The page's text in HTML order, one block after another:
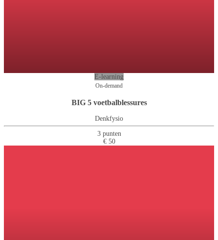
E-learning
On-demand
BIG 5 voetbalblessures
Denkfysio
3 punten
€ 50